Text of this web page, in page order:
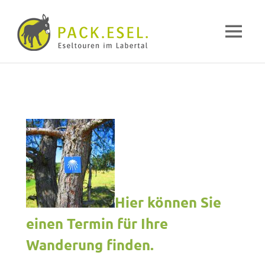
MENÜ
Hier können Sie
einen Termin für Ihre
Wanderung finden.